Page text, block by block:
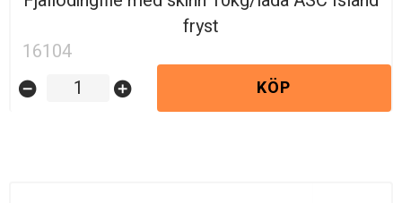
fryst
16104
remove_circle add_circle KÖP